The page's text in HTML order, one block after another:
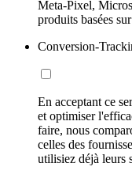
Meta-Pixel,
produits basées
Conversion-
En acceptant ce
et optimiser
faire, nous
celles des
utilisiez déjà leurs